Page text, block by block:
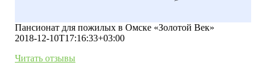
понравилось расположение, красивая обстановка,
год бабушка находится в стационаре, её самочувствие
значительно улучшилось. Спасибо вам большое за
Пансионат для пожилых в Омске «Золотой Век»
2018-12-10T17:16:33+03:00
Читать отзывы